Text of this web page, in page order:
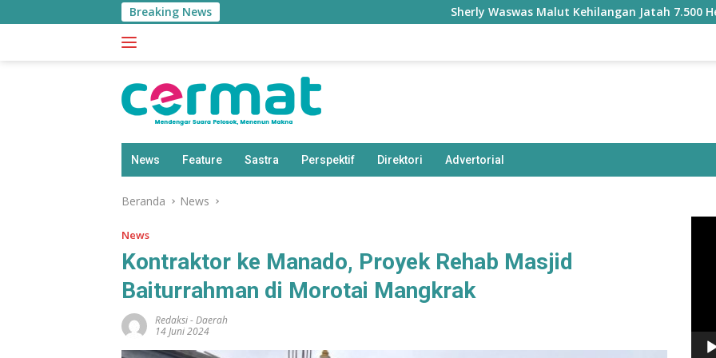
ke
Breaking News Sherly Waswas Malut Kehilangan Jatah 7.500 Hektare
News Feature Sastra Perspektif Direktori Advertorial
Beranda News
News
Kontraktor ke Manado, Proyek Rehab Masjid
Baiturrahman di Morotai Mangkrak
Redaksi-Daerah
14 Juni 2024